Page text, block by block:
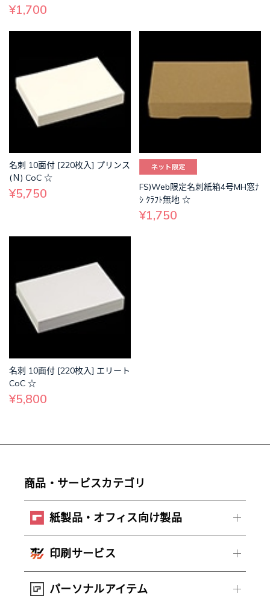
¥1,700
名刺 10面付 [220枚入] プリンス
(Ｎ) CoC ☆
¥5,750
FS)Web限定名刺紙箱4号MH窓ﾅ
ｼ ｸﾗﾌﾄ無地 ☆
¥1,750
名刺 10面付 [220枚入] エリート
CoC ☆
¥5,800
商品・サービスカテゴリ
紙製品・オフィス向け製品
印刷サービス
パーソナルアイテム